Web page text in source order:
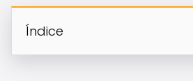
Índice